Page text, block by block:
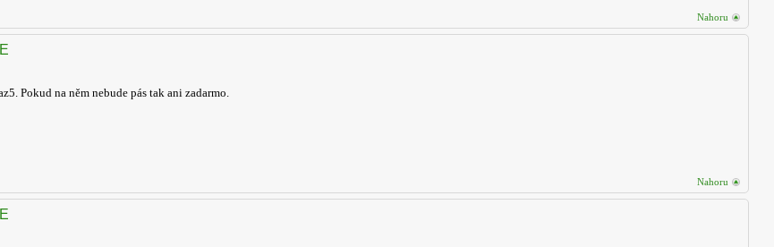
Nahoru
Pokud na něm nebude pás tak ani zadarmo.
Nahoru